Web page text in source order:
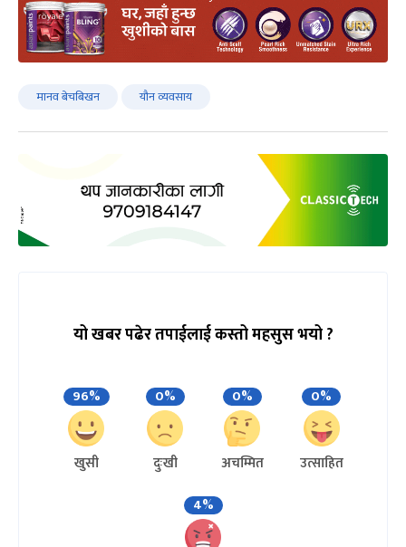
मानव बेचबिखन यौन व्यवसाय
यो खबर पढेर तपाईलाई कस्तो महसुस भयो ?
96%
खुसी
0%
दुःखी
0%
अचम्मित
0%
उत्साहित
4%